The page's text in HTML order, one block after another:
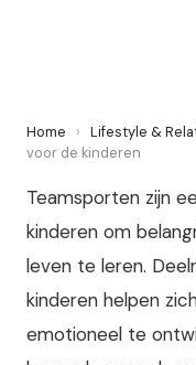
Home › Lifestyle &
voor de kinderen
Teamsporten zijn
kinderen om
leven te leren.
kinderen helpen
emotioneel te